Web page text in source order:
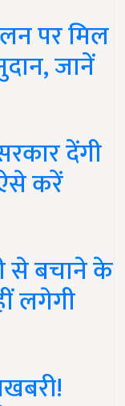
पर मिल
जानें
देंगी
करें
से बचाने के
लगेगी